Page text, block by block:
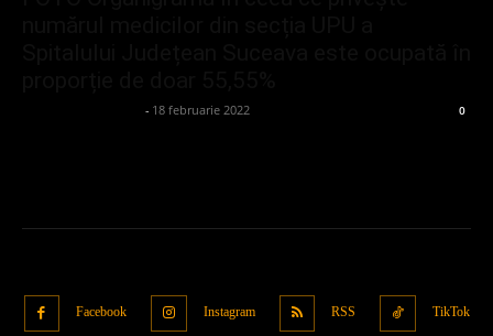
- 18 februarie 2022 0
Facebook Instagram RSS TikTok